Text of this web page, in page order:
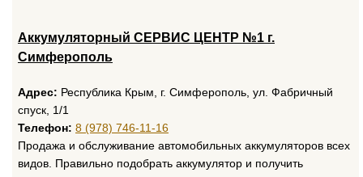
Аккумуляторный СЕРВИС ЦЕНТР №1 г.
Симферополь
Адрес: Республика Крым, г. Симферополь, ул. Фабричный
спуск, 1/1
Телефон: 8 (978) 746-11-16
Продажа и обслуживание автомобильных аккумуляторов всех
видов. Правильно подобрать аккумулятор и получить